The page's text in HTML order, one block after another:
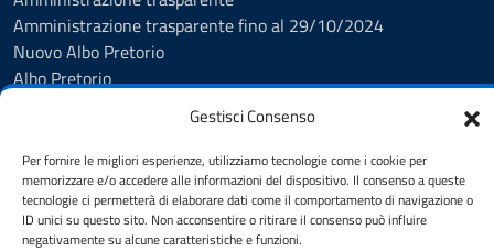
Gestisci Consenso
Per fornire le migliori esperienze, utilizziamo tecnologie come i cookie per
memorizzare e/o accedere alle informazioni del dispositivo. Il consenso a queste
tecnologie ci permetterà di elaborare dati come il comportamento di navigazione o
ID unici su questo sito. Non acconsentire o ritirare il consenso può influire
negativamente su alcune caratteristiche e funzioni.
Amministrazione trasparente fino al 29/10/2024
Nuovo Albo Pretorio
Albo Pretorio
Dichiarazione di accessibilità
Note legali